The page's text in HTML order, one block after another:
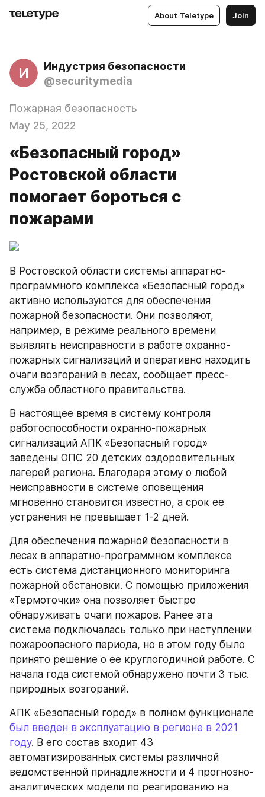
About Teletype Join
И
Индустрия безопасности
@securitymedia
Пожарная безопасность
May 25, 2022
«Безопасный город»
Ростовской области
помогает бороться с
пожарами
В Ростовской области системы аппаратно-
программного комплекса «Безопасный город»
активно используются для обеспечения
пожарной безопасности. Они позволяют,
например, в режиме реального времени
выявлять неисправности в работе охранно-
пожарных сигнализаций и оперативно находить
очаги возгораний в лесах, сообщает пресс-
служба областного правительства.
В настоящее время в систему контроля
работоспособности охранно-пожарных
сигнализаций АПК «Безопасный город»
заведены ОПС 20 детских оздоровительных
лагерей региона. Благодаря этому о любой
неисправности в системе оповещения
мгновенно становится известно, а срок ее
устранения не превышает 1-2 дней.
Для обеспечения пожарной безопасности в
лесах в аппаратно-программном комплексе
есть система дистанционного мониторинга
пожарной обстановки. С помощью приложения
«Термоточки» она позволяет быстро
обнаруживать очаги пожаров. Ранее эта
система подключалась только при наступлении
пожароопасного периода, но в этом году было
принято решение о ее круглогодичной работе. С
начала года системой обнаружено почти 3 тыс.
природных возгораний.
был введен в эксплуатацию в регионе в 2021
году. В его состав входит 43
автоматизированных системы различной
ведомственной принадлежности и 4 прогнозно-
аналитических модели по реагированию на